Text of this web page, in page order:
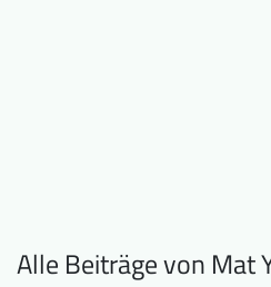
Alle Beiträge von Mat